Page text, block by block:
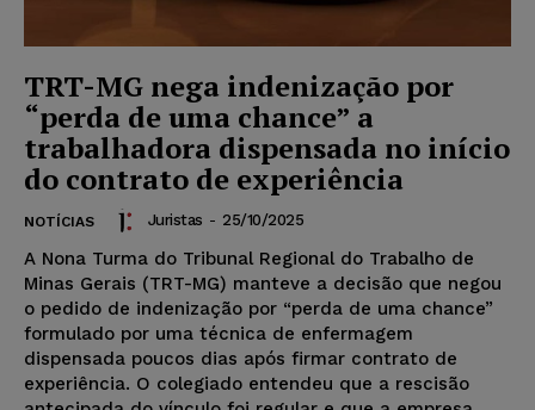
TRT-MG nega indenização por
“perda de uma chance” a
trabalhadora dispensada no início
do contrato de experiência
NOTÍCIAS Juristas - 25/10/2025
A Nona Turma do Tribunal Regional do Trabalho de
Minas Gerais (TRT-MG) manteve a decisão que negou
o pedido de indenização por “perda de uma chance”
formulado por uma técnica de enfermagem
dispensada poucos dias após firmar contrato de
experiência. O colegiado entendeu que a rescisão